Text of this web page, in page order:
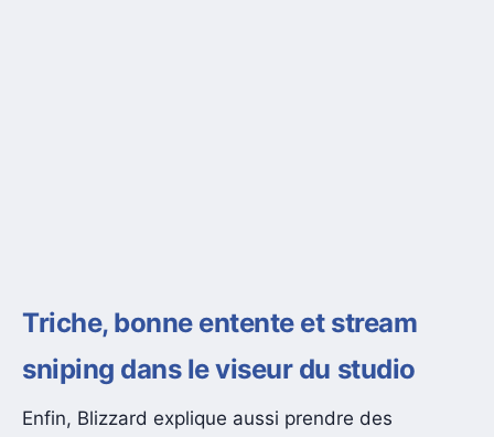
Triche, bonne entente et stream
sniping dans le viseur du studio
Enfin, Blizzard explique aussi prendre des